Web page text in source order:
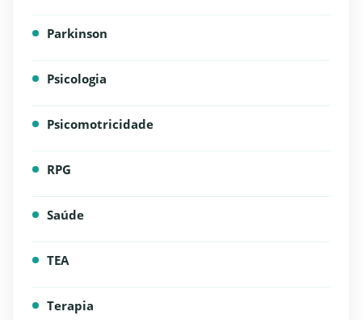
Parkinson
Psicologia
Psicomotricidade
RPG
Saúde
TEA
Terapia